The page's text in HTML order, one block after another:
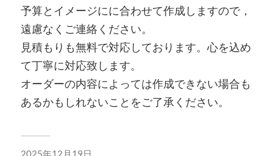
予算とイメージにに合わせて作成しますので，
遠慮なくご連絡ください。
見積もりも無料で対応しております。心を込め
て丁寧に対応致します。
オーダーの内容によっては作成できない場合も
あるかもしれないことをご了承ください。
2025年12月19日